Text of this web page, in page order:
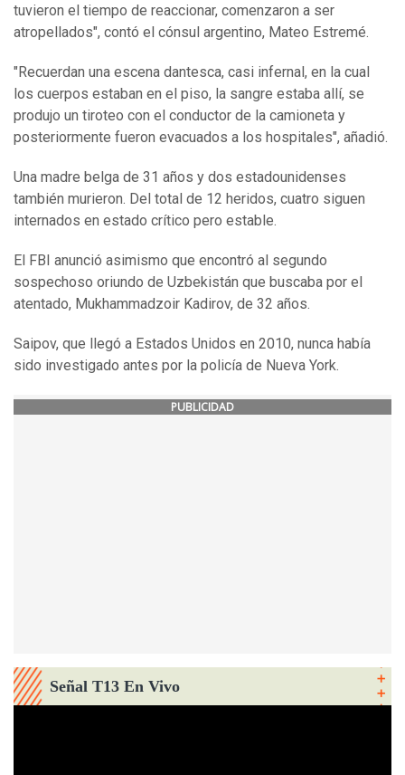
tuvieron el tiempo de reaccionar, comenzaron a ser
atropellados", contó el cónsul argentino, Mateo Estremé.
"Recuerdan una escena dantesca, casi infernal, en la cual
los cuerpos estaban en el piso, la sangre estaba allí, se
produjo un tiroteo con el conductor de la camioneta y
posteriormente fueron evacuados a los hospitales", añadió.
Una madre belga de 31 años y dos estadounidenses
también murieron. Del total de 12 heridos, cuatro siguen
internados en estado crítico pero estable.
El FBI anunció asimismo que encontró al segundo
sospechoso oriundo de Uzbekistán que buscaba por el
atentado, Mukhammadzoir Kadirov, de 32 años.
Saipov, que llegó a Estados Unidos en 2010, nunca había
sido investigado antes por la policía de Nueva York.
PUBLICIDAD
Señal T13 En Vivo